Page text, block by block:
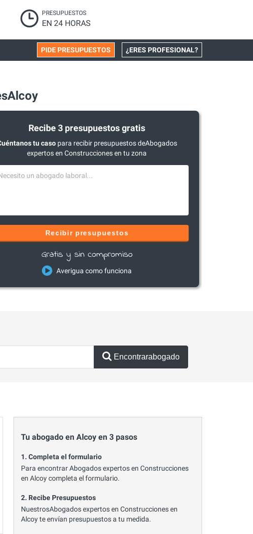
PRESUPUESTOS
EN 24 HORAS
¿ERES PROFESIONAL?
PIDE PRESUPUESTOS
Recibe 3 presupuestos gratis
tu casopara recibir presupuestos deAbogados
expertos en Construcciones en tu zona
Recibir presupuestos
Gratis y sin compromiso
Averigua como funciona
Encontrarabogado
Tu abogado en Alcoy en 3 pasos
1. Completa el formulario
Para encontrar Abogados expertos en Construcciones
en Alcoy completa el formulario.
2. Recibe Presupuestos
NuestrosAbogados expertos en Construcciones en
Alcoy te envían presupuestos a tu medida.